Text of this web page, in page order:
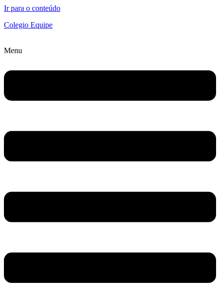
Ir para o conteúdo
Colegio Equipe
Menu